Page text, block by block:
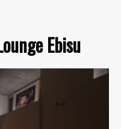
Ebisu